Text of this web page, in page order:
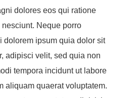
dolores eos qui ratione
Neque porro
dolorem ipsum quia dolor sit
adipisci velit, sed quia non
tempora incidunt ut labore
aliquam quaerat voluptatem.